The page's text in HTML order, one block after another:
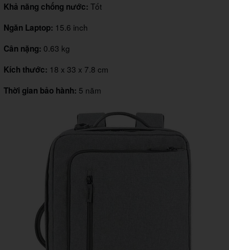
Khả năng chống nước: Tốt
Ngăn Laptop: 15.6 inch
Cân nặng: 0.63 kg
Kích thước: 18 x 33 x 7.8 cm
Thời gian bảo hành: 5 năm